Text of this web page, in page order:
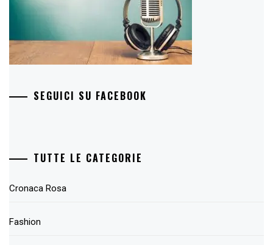
SEGUICI SU FACEBOOK
TUTTE LE CATEGORIE
Cronaca Rosa
Fashion